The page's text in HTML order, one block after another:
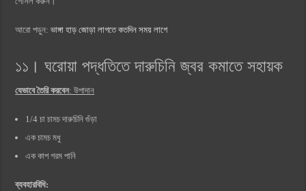
আরো পড়ুন:ভাঙ্গা হাড় জোড়া লাগতে কতদিন সময় লাগে
১১। ঘরোয়া পদ্ধতিতে দারুচিনি জ্বর কমাতে সহায়ক
যেভাবে তৈরি করবেন: উপাদান
1/4 চা চামচ দারুচিনি গুঁড়া
এক চামচ মধু
এক কাপ গরম পানি
ব্যবহারবিধি: